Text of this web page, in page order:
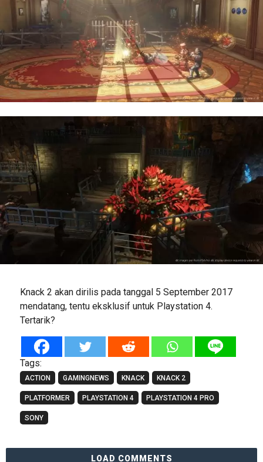
Knack 2 akan dirilis pada tanggal 5 September 2017
mendatang, tentu eksklusif untuk Playstation 4.
Tertarik?
Tags:
ACTION GAMINGNEWS KNACK KNACK 2
PLATFORMER PLAYSTATION 4 PLAYSTATION 4 PRO
SONY
LOAD COMMENTS